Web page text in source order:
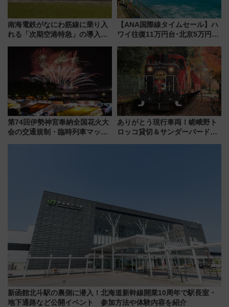
南海電鉄がなにわ筋線に乗り入
れる「次期空港特急」の導入を
日本初の鉄道デザイン
【ANA国際線タイムセール】ハ
ワイ往復11万円台･北京5万円台
来春のGW旅行まで狙える激ア
ツ路線まとめ（8/10まで）
第74回伊勢神宮奉納全国花火大
会の交通規制・臨時列車マッ
ありがとう現行車両！嵯峨野ト
ロッコ貸切＆サンダーバードレ
新函館北斗駅の裏側に潜入！北海道新幹線開業10周年で駅長室・
地下通路など公開イベント 参加方法や体験内容を紹介